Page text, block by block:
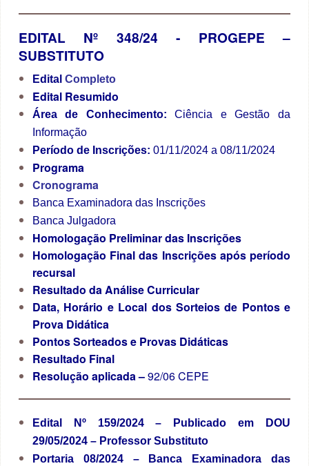
EDITAL Nº 348/24 ‐ PROGEPE –
SUBSTITUTO
Edital Completo
Edital Resumido
Área de Conhecimento: Ciência e Gestão da
Informação
Período de Inscrições: 01/11/2024 a 08/11/2024
Programa
Cronograma
Banca Examinadora das Inscrições
Banca Julgadora
Homologação Preliminar das Inscrições
Homologação Final das Inscrições após período
recursal
Resultado da Análise Curricular
Data, Horário e Local dos Sorteios de Pontos e
Prova Didática
Pontos Sorteados e Provas Didáticas
Resultado Final
Resolução aplicada –92/06 CEPE
Edital Nº 159/2024 –
Publicado em DOU
29/05/2024 – Professor Substituto
Portaria 08/2024 – Banca Examinadora das